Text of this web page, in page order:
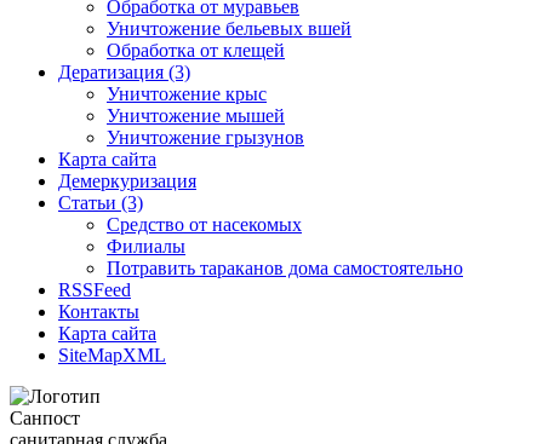
Обработка от муравьев
Уничтожение бельевых вшей
Обработка от клещей
Дератизация (3)
Уничтожение крыс
Уничтожение мышей
Уничтожение грызунов
Карта сайта
Демеркуризация
Статьи (3)
Средство от насекомых
Филиалы
Потравить тараканов дома самостоятельно
RSSFeed
Контакты
Карта сайта
SiteMapXML
Санпост
санитарная служба